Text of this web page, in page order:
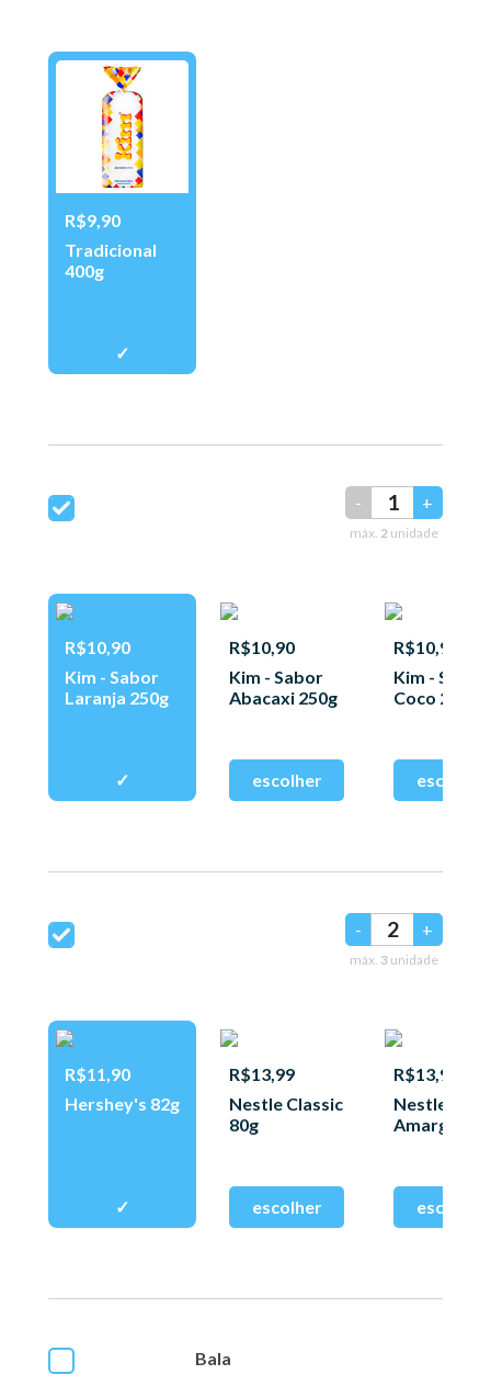
R$9,90
Tradicional
400g
- +
máx. 2 unidade
R$10,90
Kim - Sabor
Laranja 250g
R$10,90
Kim - Sabor
Abacaxi 250g
R$10,90
Kim - Sabor
Coco 250g
- +
máx. 3 unidade
R$11,90
Hershey's 82g
R$13,99
Nestle Classic
80g
R$13,99
Nestle Meio
Amargo 80g
Bala